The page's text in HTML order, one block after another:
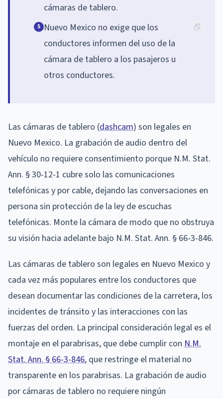
cámaras de tablero.
5 Nuevo Mexico no exige que los
conductores informen del uso de la
cámara de tablero a los pasajeros u
otros conductores.
Las cámaras de tablero (dashcam) son legales en
Nuevo Mexico. La grabación de audio dentro del
vehículo no requiere consentimiento porque N.M. Stat.
Ann. § 30-12-1 cubre solo las comunicaciones
telefónicas y por cable, dejando las conversaciones en
persona sin protección de la ley de escuchas
telefónicas. Monte la cámara de modo que no obstruya
su visión hacia adelante bajo N.M. Stat. Ann. § 66-3-846.
Las cámaras de tablero son legales en Nuevo Mexico y
cada vez más populares entre los conductores que
desean documentar las condiciones de la carretera, los
incidentes de tránsito y las interacciones con las
fuerzas del orden. La principal consideración legal es el
montaje en el parabrisas, que debe cumplir con N.M.
Stat. Ann. § 66-3-846, que restringe el material no
transparente en los parabrisas. La grabación de audio
por cámaras de tablero no requiere ningún